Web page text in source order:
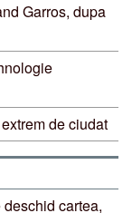
Garros, dupa
de ciudat
cartea,